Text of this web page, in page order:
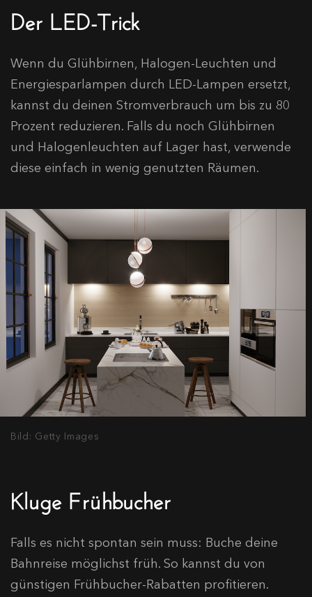
Der LED-Trick
Wenn du Glühbirnen, Halogen-Leuchten und
Energiesparlampen durch LED-Lampen ersetzt,
kannst du deinen Stromverbrauch um bis zu 80
Prozent reduzieren. Falls du noch Glühbirnen
und Halogenleuchten auf Lager hast, verwende
diese einfach in wenig genutzten Räumen.
Bild: Getty Images
Kluge Frühbucher
Falls es nicht spontan sein muss: Buche deine
Bahnreise möglichst früh. So kannst du von
günstigen Frühbucher-Rabatten profitieren.